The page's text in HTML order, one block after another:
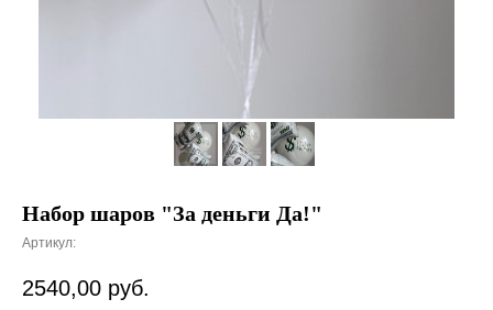
Набор шаров "За деньги Да!"
Артикул:
2540,00 руб.